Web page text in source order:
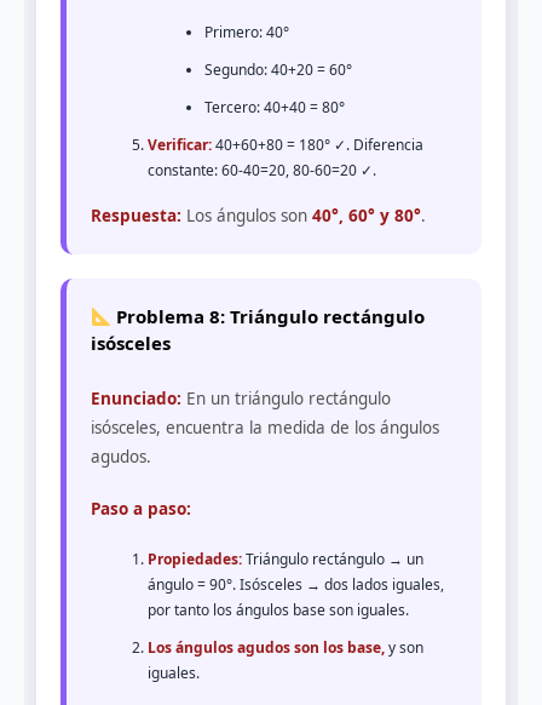
Primero: 40°
Segundo: 40+20 = 60°
Tercero: 40+40 = 80°
Verificar:40+60+80 = 180° ✓. Diferencia
constante: 60-40=20, 80-60=20 ✓.
Respuesta: Los ángulos son 40°, 60° y 80°.
Problema 8: Triángulo rectángulo
isósceles
Enunciado: En un triángulo rectángulo
isósceles, encuentra la medida de los ángulos
agudos.
Paso a paso:
Propiedades:Triángulo rectángulo → un
ángulo = 90°. Isósceles → dos lados iguales,
por tanto los ángulos base son iguales.
Los ángulos agudos son los base,y son
iguales.